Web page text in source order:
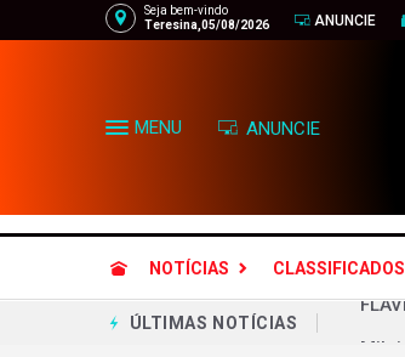
Seja bem-vindo
Teresina,05/08/2026
ANUNCIE
MENU ANUNCIE
NOTÍCIAS CLASSIFICADOS
ÚLTIMAS NOTÍCIAS